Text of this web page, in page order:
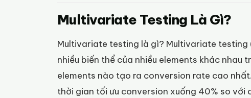
Multivariate Testing Là Gì?
Multivariate testing là gì? Multivariate
nhiều biến thể của nhiều elements khác
elements nào tạo ra conversion rate cao
thời gian tối ưu conversion xuống 40% so với